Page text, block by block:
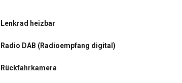
Lenkrad heizbar
Radio DAB (Radioempfang digital)
Rückfahrkamera